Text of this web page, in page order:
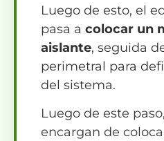
Luego de esto, el
pasa a colocar un
aislante, seguida
perimetral para
del sistema.
Luego de este
encargan de